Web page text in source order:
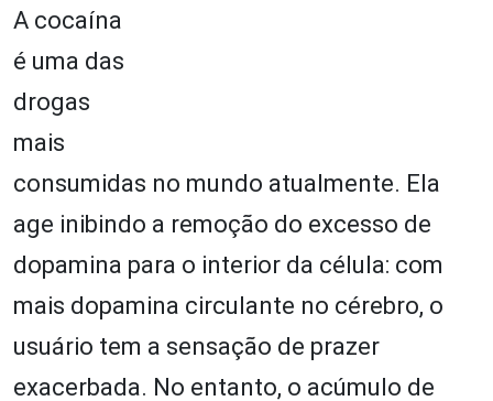
A cocaína
é uma das
drogas
mais
consumidas no mundo atualmente. Ela
age inibindo a remoção do excesso de
dopamina para o interior da célula: com
mais dopamina circulante no cérebro, o
usuário tem a sensação de prazer
exacerbada. No entanto, o acúmulo de